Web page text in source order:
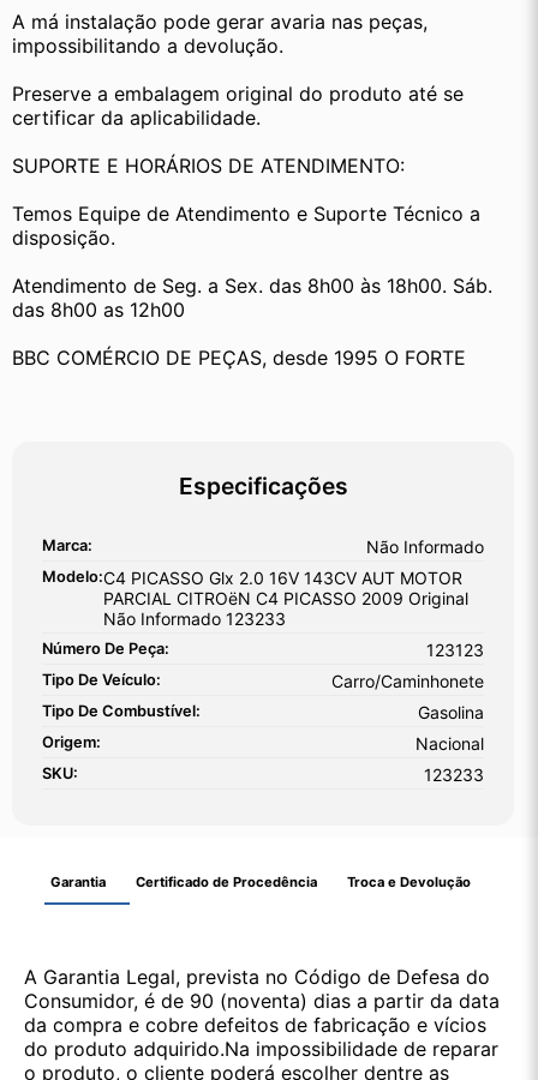
A má instalação pode gerar avaria nas peças,
impossibilitando a devolução.
Preserve a embalagem original do produto até se
certificar da aplicabilidade.
SUPORTE E HORÁRIOS DE ATENDIMENTO:
Temos Equipe de Atendimento e Suporte Técnico a
disposição.
Atendimento de Seg. a Sex. das 8h00 às 18h00. Sáb.
das 8h00 as 12h00
BBC COMÉRCIO DE PEÇAS, desde 1995 O FORTE
Especificações
Marca: Não Informado
Modelo:C4 PICASSO Glx 2.0 16V 143CV AUT MOTOR
PARCIAL CITROëN C4 PICASSO 2009 Original
Não Informado 123233
Número De Peça: 123123
Tipo De Veículo: Carro/Caminhonete
Tipo De Combustível: Gasolina
Origem: Nacional
SKU: 123233
Garantia Certificado de Procedência Troca e Devolução
A Garantia Legal, prevista no Código de Defesa do
Consumidor, é de 90 (noventa) dias a partir da data
da compra e cobre defeitos de fabricação e vícios
do produto adquirido.Na impossibilidade de reparar
o produto, o cliente poderá escolher dentre as